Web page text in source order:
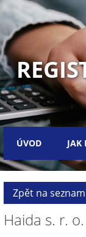
ÚVOD JAK
Zpět na
Haida s. r.